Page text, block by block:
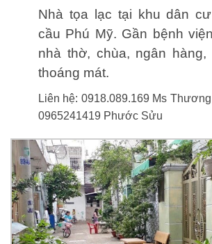
Nhà tọa lạc tại khu dân
cầu Phú Mỹ. Gần bệnh
nhà thờ, chùa, ngân
thoáng mát.
Liên hệ: 0918.089.169 Ms
0965241419 Phước Sửu